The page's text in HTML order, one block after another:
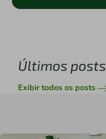
Últimos posts
Exibir todos os posts